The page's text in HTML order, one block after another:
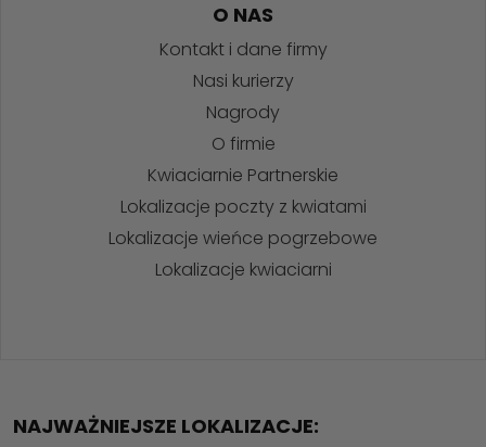
O NAS
Kontakt i dane firmy
Nasi kurierzy
Nagrody
O firmie
Kwiaciarnie Partnerskie
Lokalizacje poczty z kwiatami
Lokalizacje wieńce pogrzebowe
Lokalizacje kwiaciarni
NAJWAŻNIEJSZE LOKALIZACJE: